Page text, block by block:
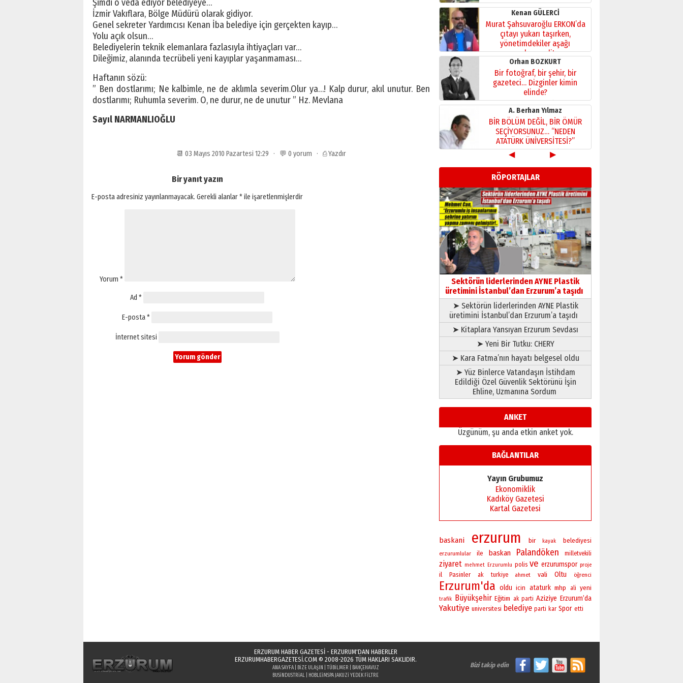
Şimdi o veda ediyor belediyeye…
İzmir Vakıflara, Bölge Müdürü olarak gidiyor.
Genel sekreter Yardımcısı Kenan İba belediye için gerçekten kayıp…
Yolu açık olsun…
Belediyelerin teknik elemanlara fazlasıyla ihtiyaçları var…
Dileğimiz, alanında tecrübeli yeni kayıplar yaşanmaması…
Haftanın sözü:
” Ben dostlarımı; Ne kalbimle, ne de aklımla severim.Olur ya…! Kalp durur, akıl unutur. Ben
dostlarımı; Ruhumla severim. O, ne durur, ne de unutur ” Hz. Mevlana
Sayıl NARMANLIOĞLU
📆 03 Mayıs 2010 Pazartesi 12:29 · 💬 0 yorum · ⎙ Yazdır
Bir yanıt yazın
E-posta adresiniz yayınlanmayacak. Gerekli alanlar*ile işaretlenmişlerdir
Yorum *
Ad *
E-posta*
İnternet sitesi
Kenan GÜLERCİ
Murat Şahsuvaroğlu ERKON’da
çıtayı yukarı taşırken,
yönetimdekiler aşağı
çekmemeli!
17 Şubat 2026 SalıOrhan BOZKURT
Bir fotoğraf, bir şehir, bir
gazeteci… Dizginler kimin
elinde?
31 Mart 2026 Salı
A. Berhan Yılmaz
BİR BÖLÜM DEĞİL, BİR ÖMÜR
SEÇİYORSUNUZ… “NEDEN
ATATÜRK ÜNİVERSİTESİ?”
28 Temmuz 2026 Salı
Ahmet Gökhan YAZICI
Ahmed Yesevi’den bir
Alperen… ”Reisimiz” idi…
Hakka yürüdü.!
26 Mart 2026 Perşembe
Cem Bakırcı
Ardında bıraktığı hatıralarıyla
gönül adamı Faruk Terzioğlu!
13 Mayıs 2026 Çarşamba
Esat BİNDESEN
Başkan Sekmen’den Erzurum’a
bir vizyon proje daha!
02 Ağustos 2026 Pazar
◀ ▶
RÖPORTAJLAR
Sektörün liderlerinden AYNE Plastik
üretimini İstanbul’dan Erzurum’a taşıdı
➤ Sektörün liderlerinden AYNE Plastik
üretimini İstanbul’dan Erzurum’a taşıdı
➤ Kitaplara Yansıyan Erzurum Sevdası
➤ Yeni Bir Tutku: CHERY
➤ Kara Fatma’nın hayatı belgesel oldu
➤ Yüz Binlerce Vatandaşın İstihdam
Edildiği Özel Güvenlik Sektörünü İşin
Ehline, Uzmanına Sordum
ANKET
Üzgünüm, şu anda etkin anket yok.
BAĞLANTILAR
Yayın Grubumuz
Ekonomiklik
Kadıköy Gazetesi
Kartal Gazetesi
baskani erzurum bir kayak belediyesi
erzurumlular ile baskan Palandöken milletvekili
ziyaret mehmet Erzurumlu polis ve erzurumspor proje
il Pasinler ak turkiye ahmet vali Oltu öğrenci
Erzurum'da oldu icin ataturk mhp ali yeni
trafik Büyükşehir Eğitim ak parti Aziziye Erzurum’da
Yakutiye universitesi belediye parti kar Spor etti
ERZURUM HABER GAZETESİ - ERZURUM'DAN HABERLER
ERZURUMHABERGAZETESI.COM© 2008-2026 TÜM HAKLARI SAKLIDIR.
ANA SAYFA| BIZE ULAŞIN TÜBILMER
BAHÇEHAVUZ
BUSINDUSTRIAL
HOBLEIMSPA JAKUZI YEDEK FILTRE
Bizi takip edin